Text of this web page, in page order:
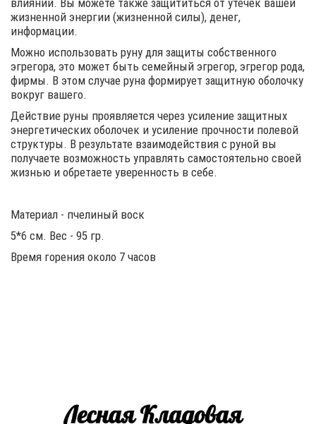
влияний. Вы можете также защититься от утечек вашей
жизненной энергии (жизненной силы), денег,
информации.
Можно использовать руну для защиты собственного
эгрегора, это может быть семейный эгрегор, эгрегор рода,
фирмы. В этом случае руна формирует защитную оболочку
вокруг вашего.
Действие руны проявляется через усиление защитных
энергетических оболочек и усиление прочности полевой
структуры. В результате взаимодействия с руной вы
получаете возможность управлять самостоятельно своей
жизнью и обретаете уверенность в себе.
Материал - пчелиный воск
5*6 см. Вес - 95 гр.
Время горения около 7 часов